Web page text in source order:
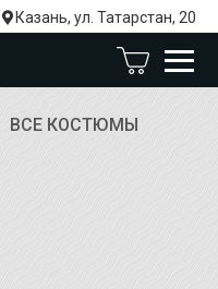
Казань, ул. Татарстан, 20
ВСЕ КОСТЮМЫ